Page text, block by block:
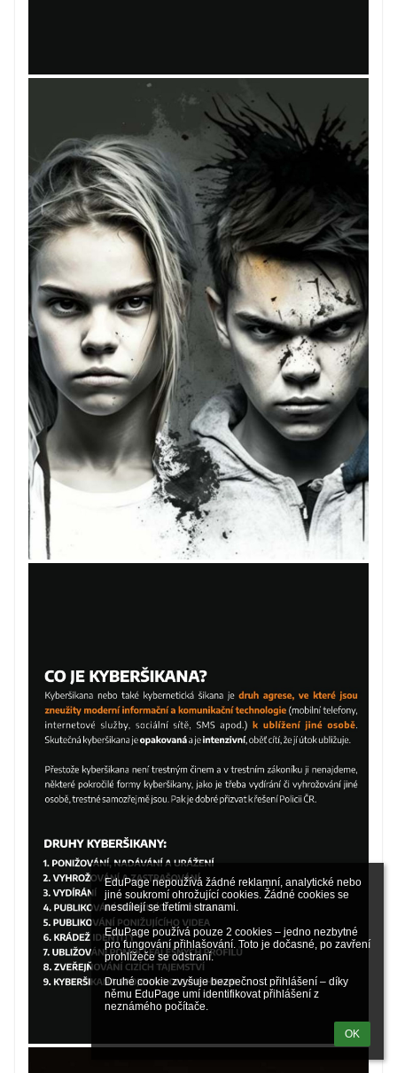
EduPage nepoužívá žádné reklamní, analytické nebo
jiné soukromí ohrožující cookies. Žádné cookies se
nesdílejí se třetími stranami.
EduPage používá pouze 2 cookies – jedno nezbytné
pro fungování přihlašování. Toto je dočasné, po zavření
prohlížeče se odstraní.
Druhé cookie zvyšuje bezpečnost přihlášení – díky
němu EduPage umí identifikovat přihlášení z
neznámého počítače.
OK